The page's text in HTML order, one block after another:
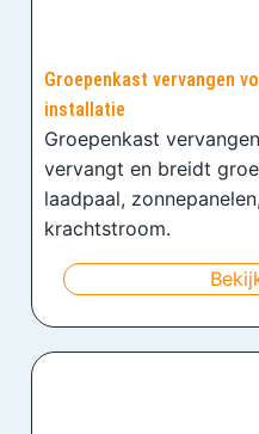
Groepenkast vervangen
installatie
Groepenkast
vervangt en breidt
laadpaal,
krachtstroom.